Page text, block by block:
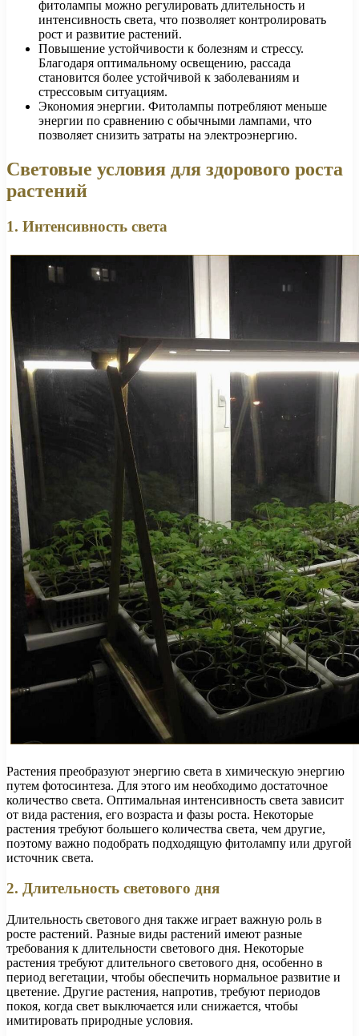
фитолампы можно регулировать длительность и
интенсивность света, что позволяет контролировать
рост и развитие растений.
Повышение устойчивости к болезням и стрессу.
Благодаря оптимальному освещению, рассада
становится более устойчивой к заболеваниям и
стрессовым ситуациям.
Экономия энергии. Фитолампы потребляют меньше
энергии по сравнению с обычными лампами, что
позволяет снизить затраты на электроэнергию.
Световые условия для здорового роста
растений
1. Интенсивность света
Растения преобразуют энергию света в химическую энергию
путем фотосинтеза. Для этого им необходимо достаточное
количество света. Оптимальная интенсивность света зависит
от вида растения, его возраста и фазы роста. Некоторые
растения требуют большего количества света, чем другие,
поэтому важно подобрать подходящую фитолампу или другой
источник света.
2. Длительность светового дня
Длительность светового дня также играет важную роль в
росте растений. Разные виды растений имеют разные
требования к длительности светового дня. Некоторые
растения требуют длительного светового дня, особенно в
период вегетации, чтобы обеспечить нормальное развитие и
цветение. Другие растения, напротив, требуют периодов
покоя, когда свет выключается или снижается, чтобы
имитировать природные условия.